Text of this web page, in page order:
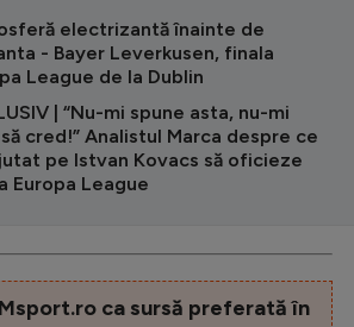
electrizantă înainte de
- Bayer Leverkusen, finala
League de la Dublin
| “Nu-mi spune asta, nu-mi
cred!” Analistul Marca despre ce
pe Istvan Kovacs să oficieze
Europa League
ca sursă preferată în